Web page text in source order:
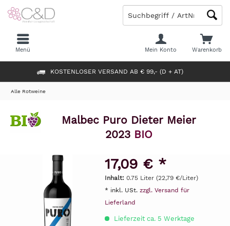
KOSTENLOSER VERSAND AB € 99,- (D + AT)
Warenkorb
Mein Konto
Menü
Alle Rotweine
Malbec Puro Dieter Meier
2023 BIO
17,09 € *
Inhalt: 0.75 Liter (22,79 €/Liter)
* inkl. USt. zzgl. Versand für
Lieferland
Lieferzeit ca. 5 Werktage